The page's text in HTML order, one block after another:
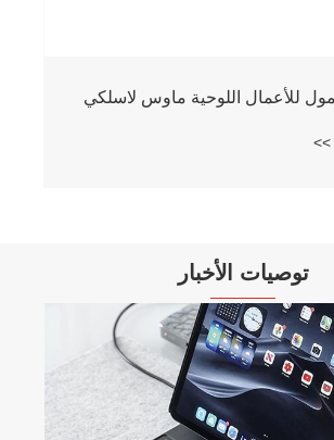
للأعمال اللوحية ماوس لاسلكي
>>
توصيات الأخبار